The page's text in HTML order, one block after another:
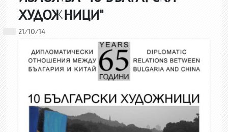
ХУДОЖНИЦИ"
21/10/14